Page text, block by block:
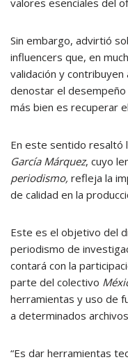
valores esenciales del
Sin embargo, advirtió
influencers que, en
validación y
denostar el
más bien es recuperar
En este sentido resaltó
García Márquez, cuyo
periodismo, refleja la
de calidad en la
Este es el objetivo del
periodismo de
contará con la
parte del colectivo
herramientas y uso de
a determinados
“Es dar herramientas